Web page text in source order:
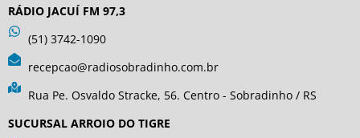
RÁDIO JACUÍ FM 97,3
(51) 3742-1090
recepcao@radiosobradinho.com.br
Rua Pe. Osvaldo Stracke, 56. Centro - Sobradinho / RS
SUCURSAL ARROIO DO TIGRE